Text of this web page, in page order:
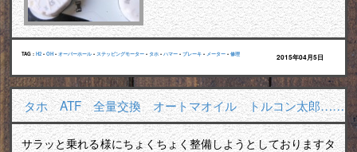
TAG : H2 • OH • オーバーホール • ステッピングモーター • タホ • ハマー • ブレーキ • メーター • 修理 2015年04月5日
タホ ATF 全量交換 オートマオイル トルコン太郎……
サラッと乗れる様にちょくちょく整備しようとしておりますタ